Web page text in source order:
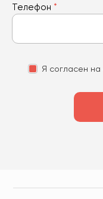
Телефон *
Я согласен на